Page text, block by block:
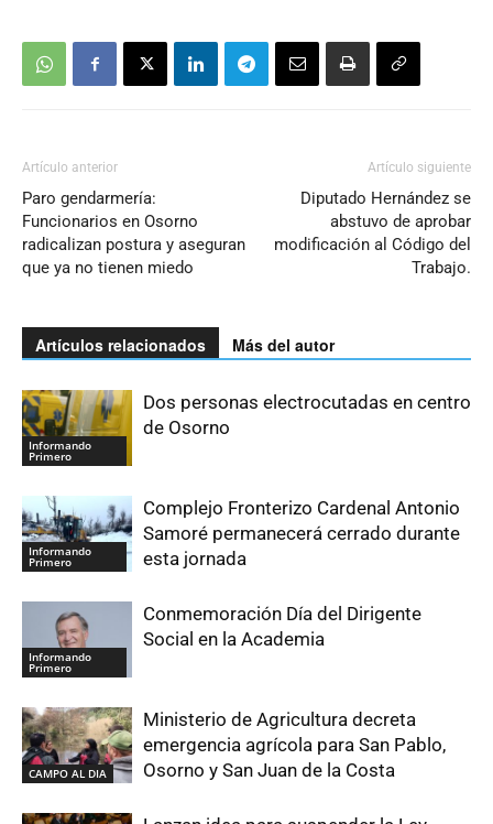
Artículo anterior
Paro gendarmería:
Funcionarios en Osorno
radicalizan postura y aseguran
que ya no tienen miedo
Artículo siguiente
Diputado Hernández se
abstuvo de aprobar
modificación al Código del
Trabajo.
Artículos relacionados Más del autor
Informando
Primero
Dos personas electrocutadas en centro
de Osorno
Informando
Primero
Complejo Fronterizo Cardenal Antonio
Samoré permanecerá cerrado durante
esta jornada
Informando
Primero
Conmemoración Día del Dirigente
Social en la Academia
CAMPO AL DIA
Ministerio de Agricultura decreta
emergencia agrícola para San Pablo,
Osorno y San Juan de la Costa